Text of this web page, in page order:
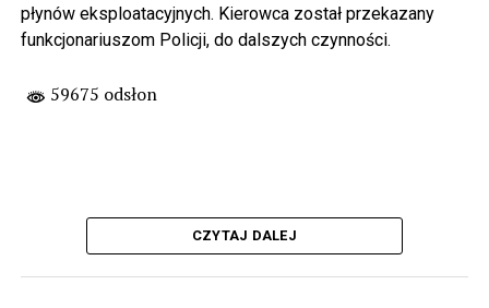
płynów eksploatacyjnych. Kierowca został przekazany
funkcjonariuszom Policji, do dalszych czynności.
59675 odsłon
CZYTAJ DALEJ